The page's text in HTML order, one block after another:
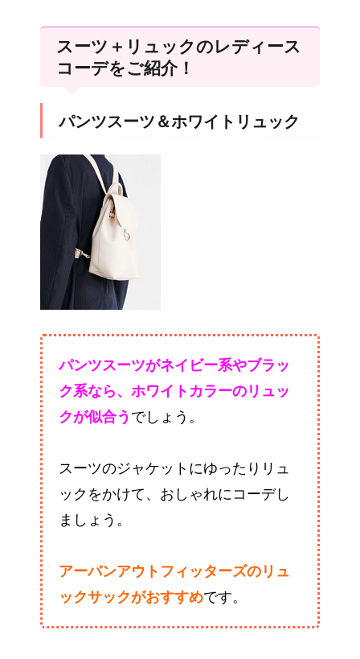
スーツ＋リュックのレディース
コーデをご紹介！
パンツスーツ＆ホワイトリュック
パンツスーツがネイビー系やブラッ
ク系なら、ホワイトカラーのリュッ
クが似合う でしょう。
スーツのジャケットにゆったりリュ
ックをかけて、おしゃれにコーデし
ましょう。
アーバンアウトフィッターズのリュ
ックサックがおすすめです。